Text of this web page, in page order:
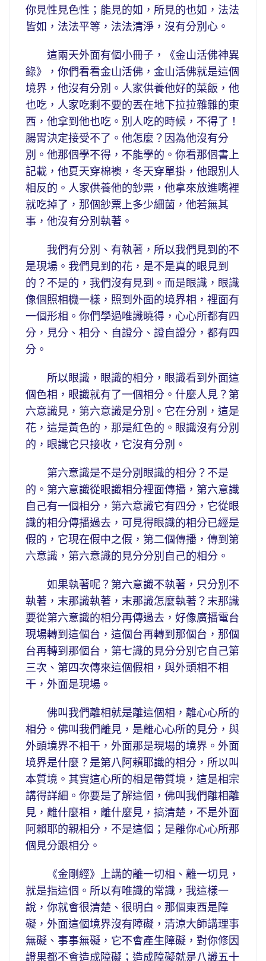
你見性見色性；能見的如，所見的也如，法法
皆如，法法平等，法法清淨，沒有分別心。
這兩天外面有個小冊子，《金山活佛神異
錄》，你們看看金山活佛，金山活佛就是這個
境界，他沒有分別。人家供養他好的菜飯，他
也吃，人家吃剩不要的丟在地下拉拉雜雜的東
西，他拿到他也吃。別人吃的時候，不得了！
腸胃決定接受不了。他怎麼？因為他沒有分
別。他那個學不得，不能學的。你看那個書上
記載，他夏天穿棉襖，冬天穿單掛，他跟別人
相反的。人家供養他的鈔票，他拿來放進嘴裡
就吃掉了，那個鈔票上多少細菌，他若無其
事，他沒有分別執著。
我們有分別、有執著，所以我們見到的不
是現場。我們見到的花，是不是真的眼見到
的？不是的，我們沒有見到。而是眼識，眼識
像個照相機一樣，照到外面的境界相，裡面有
一個形相。你們學過唯識曉得，心心所都有四
分，見分、相分、自證分、證自證分，都有四
分。
所以眼識，眼識的相分，眼識看到外面這
個色相，眼識就有了一個相分。什麼人見？第
六意識見，第六意識是分別。它在分別，這是
花，這是黃色的，那是紅色的。眼識沒有分別
的，眼識它只接收，它沒有分別。
第六意識是不是分別眼識的相分？不是
的。第六意識從眼識相分裡面傳播，第六意識
自己有一個相分，第六意識它有四分，它從眼
識的相分傳播過去，可見得眼識的相分已經是
假的，它現在假中之假，第二個傳播，傳到第
六意識，第六意識的見分分別自己的相分。
如果執著呢？第六意識不執著，只分別不
執著，末那識執著，末那識怎麼執著？末那識
要從第六意識的相分再傳過去，好像廣播電台
現場轉到這個台，這個台再轉到那個台，那個
台再轉到那個台，第七識的見分分別它自己第
三次、第四次傳來這個假相，與外頭相不相
干，外面是現場。
佛叫我們離相就是離這個相，離心心所的
相分。佛叫我們離見，是離心心所的見分，與
外頭境界不相干，外面那是現場的境界。外面
境界是什麼？是第八阿賴耶識的相分，所以叫
本質境。其實這心所的相是帶質境，這是相宗
講得詳細。你要是了解這個，佛叫我們離相離
見，離什麼相，離什麼見，搞清楚，不是外面
阿賴耶的親相分，不是這個；是離你心心所那
個見分跟相分。
《金剛經》上講的離一切相、離一切見，
就是指這個。所以有唯識的常識，我這樣一
說，你就會很清楚、很明白。那個東西是障
礙，外面這個境界沒有障礙，清涼大師講理事
無礙、事事無礙，它不會產生障礙，對你修因
證果都不會造成障礙；造成障礙就是八識五十